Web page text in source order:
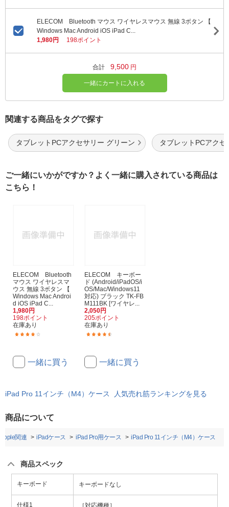
ELECOM Bluetooth マウス ワイヤレスマウス 無線 3ボタン 【
Windows Mac Android iOS iPad C...
1,980円
198ポイント
合計 9,500 円
一緒にカートに入れる
関連する商品をタグで探す
タブレットPCアクセサリー グリーン タブレットPCアク
ご一緒にいかがですか？よく一緒に購入されている商品は
こちら！
ELECOM Bluetooth
マウス ワイヤレスマ
ウス 無線 3ボタン 【
Windows Mac Androi
d iOS iPad C...
1,980円
198ポイント
在庫あり
一緒に買う
ELECOM キーボー
ド (Android/iPadOS/i
OS/Mac/Windows11
対応) ブラック TK-FB
M111BK [ワイヤレ...
2,050円
205ポイント
在庫あり
一緒に買う
iPad Pro 11インチ（M4）ケース 人気売れ筋ランキングを見る
商品について
関連 iPadケース iPad Pro用ケース iPad Pro 11インチ（M4）ケース
商品スペック
キーボード キーボードなし
仕様1